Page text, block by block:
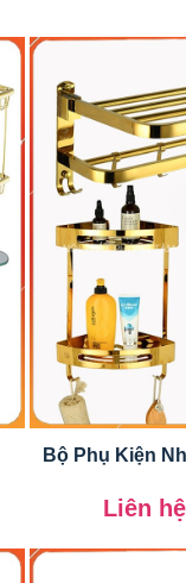
Bộ Phụ Kiện
Liên